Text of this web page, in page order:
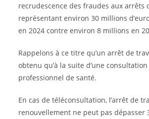
recrudescence des fraudes aux arrêts
représentant environ 30 millions
en 2024 contre environ 8 millions en
Rappelons à ce titre qu’un arrêt de
obtenu qu’à la suite d’une
professionnel de santé.
En cas de téléconsultation, l’arrêt de
renouvellement ne peut pas dépasser